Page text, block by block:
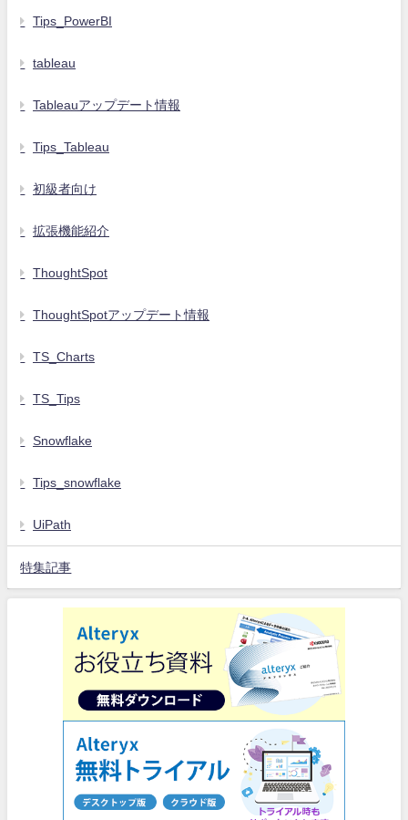
Tips_PowerBI
tableau
Tableauアップデート情報
Tips_Tableau
初級者向け
拡張機能紹介
ThoughtSpot
ThoughtSpotアップデート情報
TS_Charts
TS_Tips
Snowflake
Tips_snowflake
UiPath
特集記事